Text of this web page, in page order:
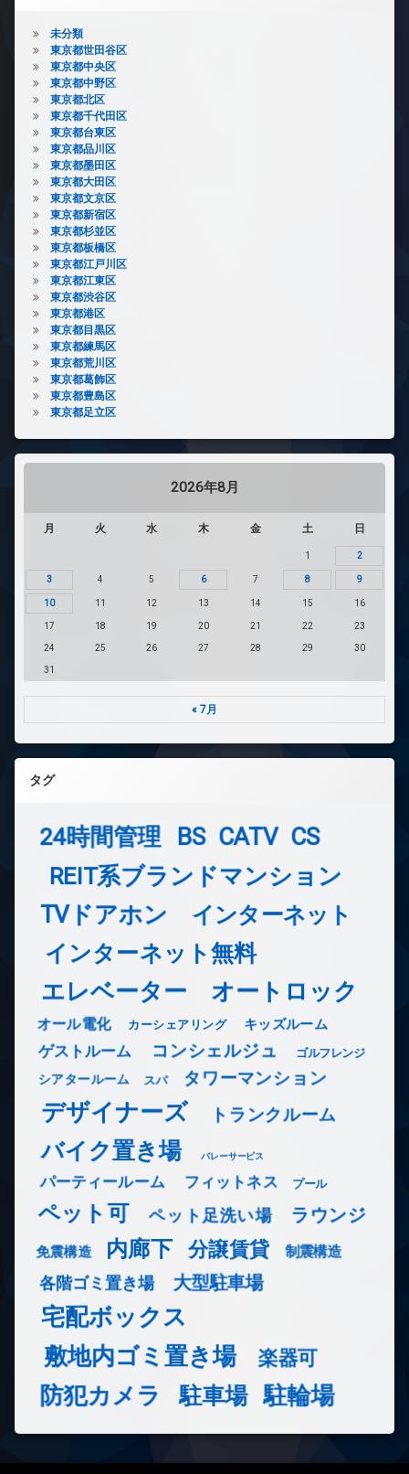
未分類
東京都世田谷区
東京都中央区
東京都中野区
東京都北区
東京都千代田区
東京都台東区
東京都品川区
東京都墨田区
東京都大田区
東京都文京区
東京都新宿区
東京都杉並区
東京都板橋区
東京都江戸川区
東京都江東区
東京都渋谷区
東京都港区
東京都目黒区
東京都練馬区
東京都荒川区
東京都葛飾区
東京都豊島区
東京都足立区
2026年8月
月 火 水 木 金 土 日
1 2
3 4 5 6 7 8 9
10 11 12 13 14 15 16
17 18 19 20 21 22 23
24 25 26 27 28 29 30
31
« 7月
タグ
24時間管理 BS CATV CS
REIT系ブランドマンション
TVドアホン インターネット
インターネット無料
エレベーター オートロック
オール電化 カーシェアリング キッズルーム
ゲストルーム コンシェルジュ ゴルフレンジ
シアタールーム スパ タワーマンション
デザイナーズ トランクルーム
バイク置き場 バレーサービス
パーティールーム フィットネス プール
ペット可 ペット足洗い場 ラウンジ
免震構造 内廊下 分譲賃貸 制震構造
各階ゴミ置き場 大型駐車場
宅配ボックス
敷地内ゴミ置き場
楽器可
防犯カメラ 駐車場 駐輪場